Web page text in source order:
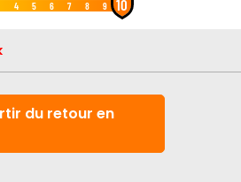
4 5 6 7 8 9 10
du retour en